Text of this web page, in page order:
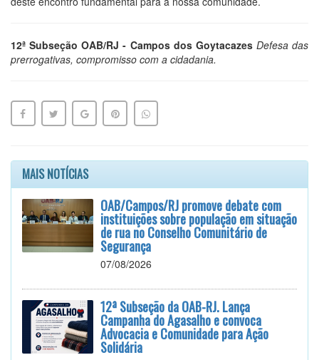
12ª Subseção OAB/RJ - Campos dos Goytacazes Defesa das
prerrogativas, compromisso com a cidadania.
MAIS NOTÍCIAS
OAB/Campos/RJ promove debate com
instituições sobre população em situação
de rua no Conselho Comunitário de
Segurança
07/08/2026
12ª Subseção da OAB-RJ. Lança
Campanha do Agasalho e convoca
Advocacia e Comunidade para Ação
Solidária